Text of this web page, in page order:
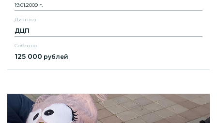
19.01.2009 г.
Диагноз
ДЦП
Собрано
125 000 рублей